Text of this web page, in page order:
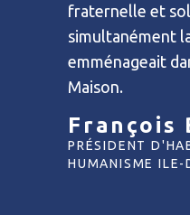
fraternelle et
simultanément
emménageait
Maison.
François
PRÉSIDENT
HUMANISME ILE-